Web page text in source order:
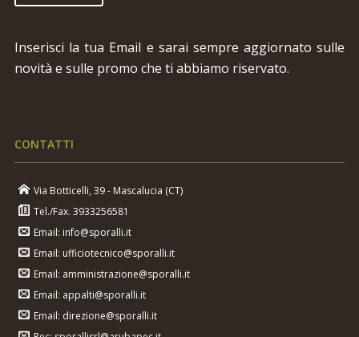
Inserisci la tua Email e sarai sempre aggiornato sulle
novità e sulle promo che ti abbiamo riservato.
CONTATTI
Via Botticelli, 39 - Mascalucia (CT)
Tel./Fax. 3933256581
Email: info@sporalli.it
Email: ufficiotecnico@sporalli.it
Email: amministrazione@sporalli.it
Email: appalti@sporalli.it
Email: direzione@sporalli.it